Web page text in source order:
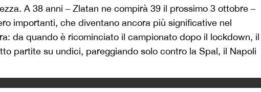
A 38 anni – Zlatan ne compirà 39 il prossimo 3 ottobre –
importanti, che diventano ancora più significative nel
da quando è ricominciato il campionato dopo il lockdown, il
partite su undici, pareggiando solo contro la Spal, il Napoli